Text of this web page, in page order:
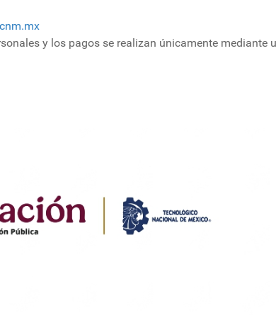
y los pagos se realizan únicamente mediante